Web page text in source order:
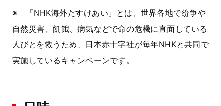
※ 「NHK海外たすけあい」とは、世界各地で紛争や
自然災害、飢餓、病気などで命の危機に直面している
人びとを救うため、日本赤十字社が毎年NHKと共同で
実施しているキャンペーンです。